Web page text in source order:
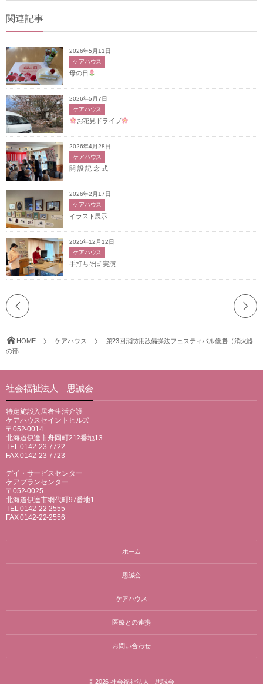
関連記事
2026年5月11日
ケアハウス
母の日
2026年5月7日
ケアハウス
お花見ドライブ
2026年4月28日
ケアハウス
開 設 記 念 式
2026年2月17日
ケアハウス
イラスト展示
2025年12月12日
ケアハウス
手打ちそば 実演
HOME ケアハウス
第23回消防用設備操法フェスティバル優勝（消火器
の部...
社会福祉法人 思誠会
特定施設入居者生活介護
ケアハウスセイントヒルズ
〒052-0014
北海道伊達市舟岡町212番地13
TEL 0142-23-7722
FAX 0142-23-7723
デイ・サービスセンター
ケアプランセンター
〒052-0025
北海道伊達市網代町97番地1
TEL 0142-22-2555
FAX 0142-22-2556
ホーム
思誠会
ケアハウス
医療との連携
お問い合わせ
© 2026社会福祉法人 思誠会